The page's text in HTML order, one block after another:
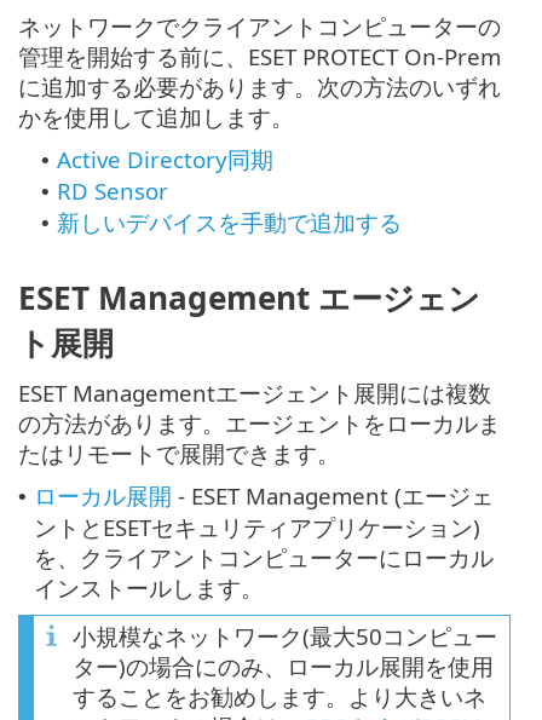
ネットワークでクライアントコンピューターの
管理を開始する前に、ESET PROTECT On-Prem
に追加する必要があります。次の方法のいずれ
かを使用して追加します。
• Active Directory同期
• RD Sensor
• 新しいデバイスを手動で追加する
ESET Management エージェン
ト展開
ESET Managementエージェント展開には複数
の方法があります。エージェントをローカルま
たはリモートで展開できます。
• ローカル展開 - ESET Management (エージェ
ントとESETセキュリティアプリケーション)
を、クライアントコンピューターにローカル
インストールします。
小規模なネットワーク(最大50コンピュー
ター)の場合にのみ、ローカル展開を使用
することをお勧めします。より大きいネ